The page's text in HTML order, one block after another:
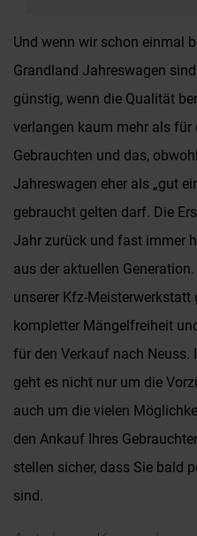
Und wenn wir schon einmal
Grandland Jahreswagen
günstig, wenn die Qualität
verlangen kaum mehr als für
Gebrauchten und das,
Jahreswagen eher als „gut
gebraucht gelten darf. Die
Jahr zurück und fast immer
aus der aktuellen
unserer Kfz-Meisterwerkstatt
kompletter Mängelfreiheit
für den Verkauf nach Neuss.
geht es nicht nur um die
auch um die vielen
den Ankauf Ihres
stellen sicher, dass Sie bald
sind.